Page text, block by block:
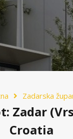
Zadarska
Zadar
Croatia